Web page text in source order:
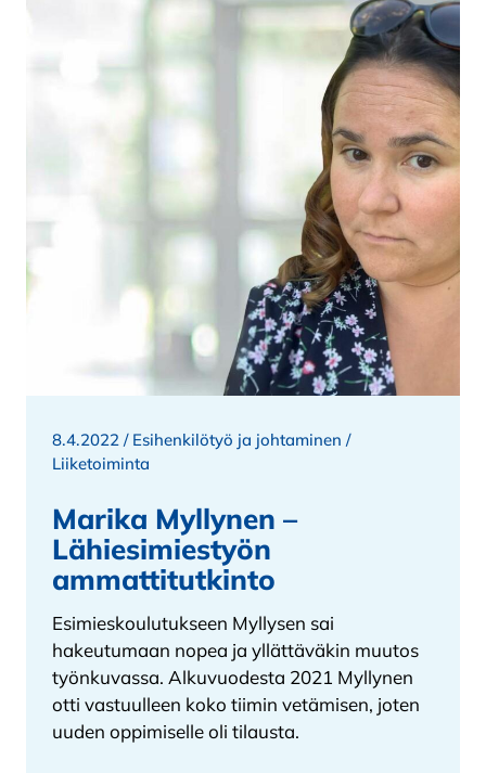
8.4.2022 / Esihenkilötyö ja johtaminen /
Liiketoiminta
Marika Myllynen –
Lähiesimiestyön
ammattitutkinto
Esimieskoulutukseen Myllysen sai
hakeutumaan nopea ja yllättäväkin muutos
työnkuvassa. Alkuvuodesta 2021 Myllynen
otti vastuulleen koko tiimin vetämisen, joten
uuden oppimiselle oli tilausta.